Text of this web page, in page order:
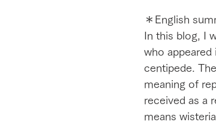
＊English
In this blog, I
who
centipede.
meaning of
received as a
means